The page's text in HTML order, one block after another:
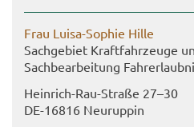
Frau Luisa-​Sophie Hille
Sach­ge­biet Kraft­fahr­zeu­ge
Sach­be­ar­bei­tung
Heinrich-​Rau-Straße 27–30
DE-​16816 Neu­rup­pin